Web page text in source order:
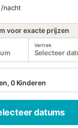
/nacht
voor exacte prijzen
Vertrek
Selecteer
0 Kinderen
datums